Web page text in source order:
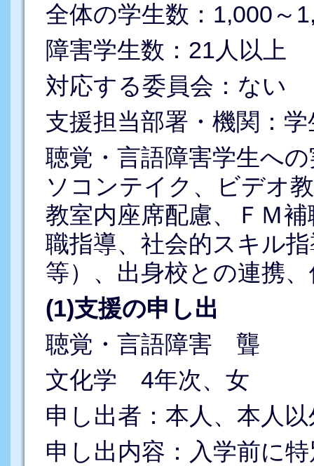
全体の学生数：1,000～
障害学生数：21人以上
対応する委員会：ない
支援担当部署・機関：
聴覚・言語障害学生へ
ソコンテイク、ビデオ
教室内座席配慮、ＦＭ
職指導、社会的スキル
等）、出身校との連携
(1)支援の申し出
聴覚・言語障害 聾
文化学 4年次、女
申し出者：本人、本人以
申し出内容：入学前に